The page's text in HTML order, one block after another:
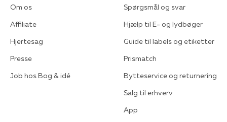
Om os
Affiliate
Hjertesag
Presse
Job hos Bog & idé
Spørgsmål og svar
Hjælp til E- og lydbøger
Guide til labels og etiketter
Prismatch
Bytteservice og returnering
Salg til erhverv
App